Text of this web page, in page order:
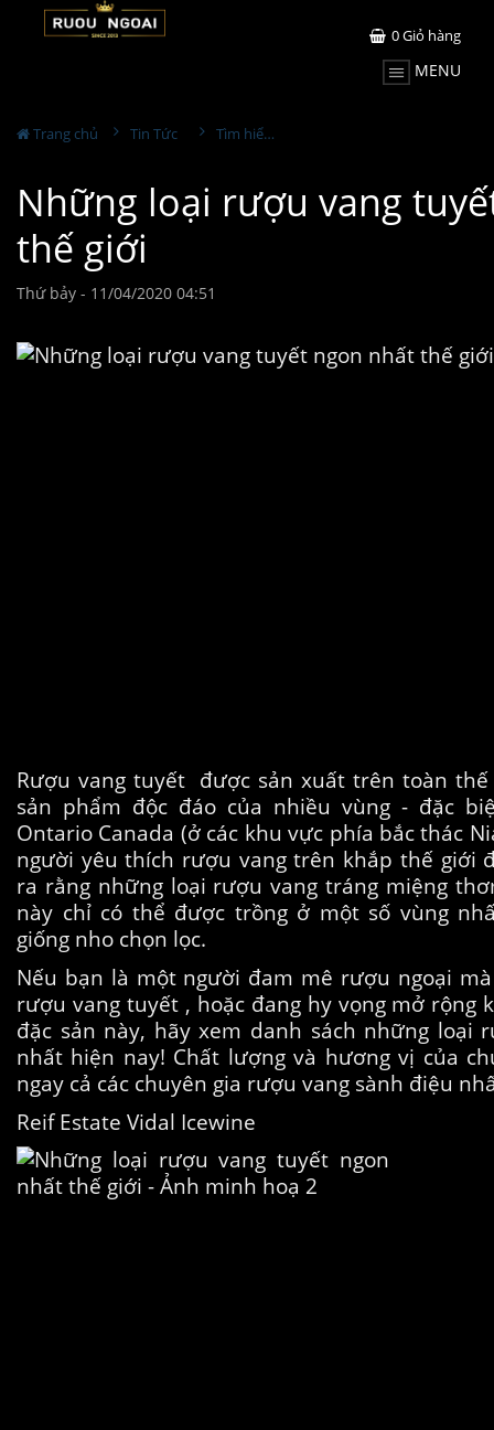
0Giỏ hàng
MENU
Trang chủ Tin Tức Tìm hiểu về rượu
Những loại rượu vang
thế giới
Thứ bảy - 11/04/2020 04:51
Rượu vang tuyết được sản xuất trên toàn
sản phẩm độc đáo của nhiều vùng - đặc
Ontario Canada (ở các khu vực phía bắc thác
người yêu thích rượu vang trên khắp thế giới
ra rằng những loại rượu vang tráng miệng
này chỉ có thể được trồng ở một số vùng
giống nho chọn lọc.
Nếu bạn là một người đam mê rượu ngoại
rượu vang tuyết , hoặc đang hy vọng mở rộng
đặc sản này, hãy xem danh sách những loại
nhất hiện nay! Chất lượng và hương vị của
ngay cả các chuyên gia rượu vang sành điệu
Reif Estate Vidal Icewine